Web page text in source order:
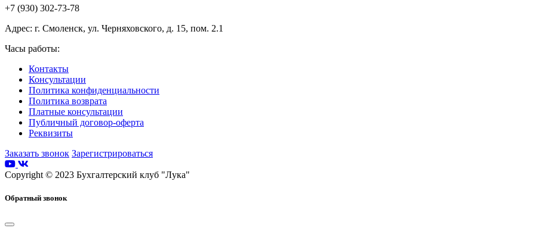
+7 (930) 302-73-78
Адрес: г. Смоленск, ул. Черняховского, д. 15, пом. 2.1
Часы работы:
Контакты
Консультации
Политика конфиденциальности
Политика возврата
Платные консультации
Публичный договор-оферта
Реквизиты
Заказать звонок Зарегистрироваться
Copyright © 2023 Бухгалтерский клуб "Лука"
Обратный звонок